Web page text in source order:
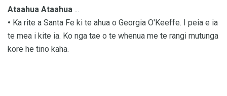
Ataahua Ataahua ...
• Ka rite a Santa Fe ki te ahua o Georgia O'Keeffe. I peia e ia
te mea i kite ia. Ko nga tae o te whenua me te rangi mutunga
kore he tino kaha.